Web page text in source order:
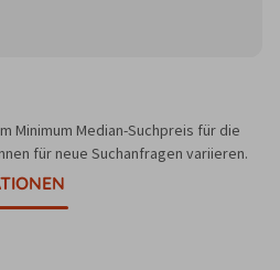
Minimum Median-Suchpreis für die
für neue Suchanfragen variieren.